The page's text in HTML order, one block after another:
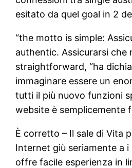
esitato da quel goal in 2
“the motto is simple:
authentic. Assicurarsi che
straightforward, “ha
immaginare essere un
tutti il più nuovo funzioni
website è semplicemente
È corretto – Il sale di Vita
Internet giù seriamente a
offre facile esperienza in